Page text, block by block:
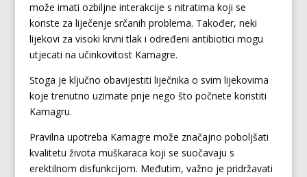
može imati ozbiljne interakcije s nitratima koji se
koriste za liječenje srčanih problema. Također, neki
lijekovi za visoki krvni tlak i određeni antibiotici mogu
utjecati na učinkovitost Kamagre.
Stoga je ključno obavijestiti liječnika o svim lijekovima
koje trenutno uzimate prije nego što počnete koristiti
Kamagru.
Pravilna upotreba Kamagre može značajno poboljšati
kvalitetu života muškaraca koji se suočavaju s
erektilnom disfunkcijom. Međutim, važno je pridržavati